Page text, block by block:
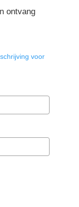
ontvang
voor